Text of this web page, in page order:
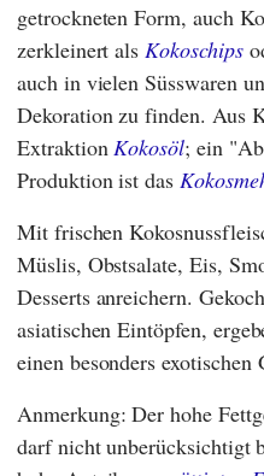
getrockneten Form, auch
zerkleinert alsKokoschips
auch in vielen Süsswaren
Dekoration zu finden. Aus
ExtraktionKokosöl; ein
Produktion ist das
Mit frischen
Müslis, Obstsalate, Eis,
Desserts anreichern.
asiatischen Eintöpfen,
einen besonders exotischen
Anmerkung: Der hohe
darf nicht unberücksichtigt